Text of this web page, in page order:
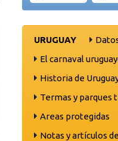
URUGUAY
El carnaval
Historia de
Termas y parques
Areas protegidas
Notas y artículos